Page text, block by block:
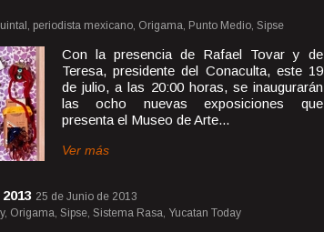
periodista mexicano, Origama, Punto Medio, Sipse
Con la presencia de Rafael Tovar y de
Teresa, presidente del Conaculta, este 19
de julio, a las 20:00 horas, se inaugurarán
las ocho nuevas exposiciones que
presenta el Museo de Arte...
Ver más
25 de Junio de 2013
Origama, Sipse, Sistema Rasa, Yucatan Today